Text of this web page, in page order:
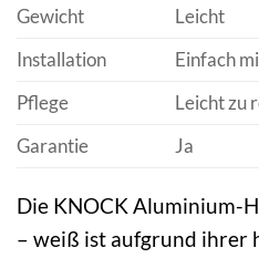
Gewicht
Leicht
Installation
Einfach
Pflege
Leicht zu
Garantie
Ja
Die KNOCK Aluminium-
– weiß ist aufgrund ihrer